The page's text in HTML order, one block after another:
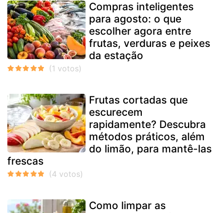
Compras inteligentes
para agosto: o que
escolher agora entre
frutas, verduras e peixes
da estação
Frutas cortadas que
escurecem
rapidamente? Descubra
métodos práticos, além
do limão, para mantê-las
frescas
Como limpar as